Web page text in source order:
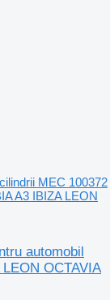
MEC 100372
A3 IBIZA LEON
automobil
OCTAVIA